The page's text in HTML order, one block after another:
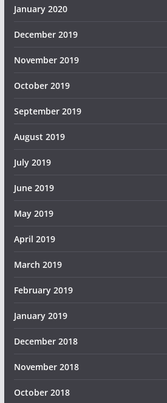
January 2020
December 2019
November 2019
October 2019
September 2019
August 2019
July 2019
June 2019
May 2019
April 2019
March 2019
February 2019
January 2019
December 2018
November 2018
October 2018